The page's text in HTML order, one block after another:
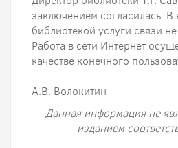
заключением согласилась.
библиотекой услуги связи
Работа в сети Интернет
качестве конечного
А.В. Волокитин
Данная информация не
изданием